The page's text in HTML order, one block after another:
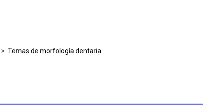
> Temas de morfología dentaria